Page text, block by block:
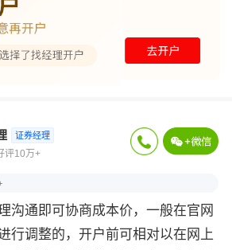
证券经理
评10万+
沟通即可协商成本价，一般在官网
行调整的，开户前可相对以在网上